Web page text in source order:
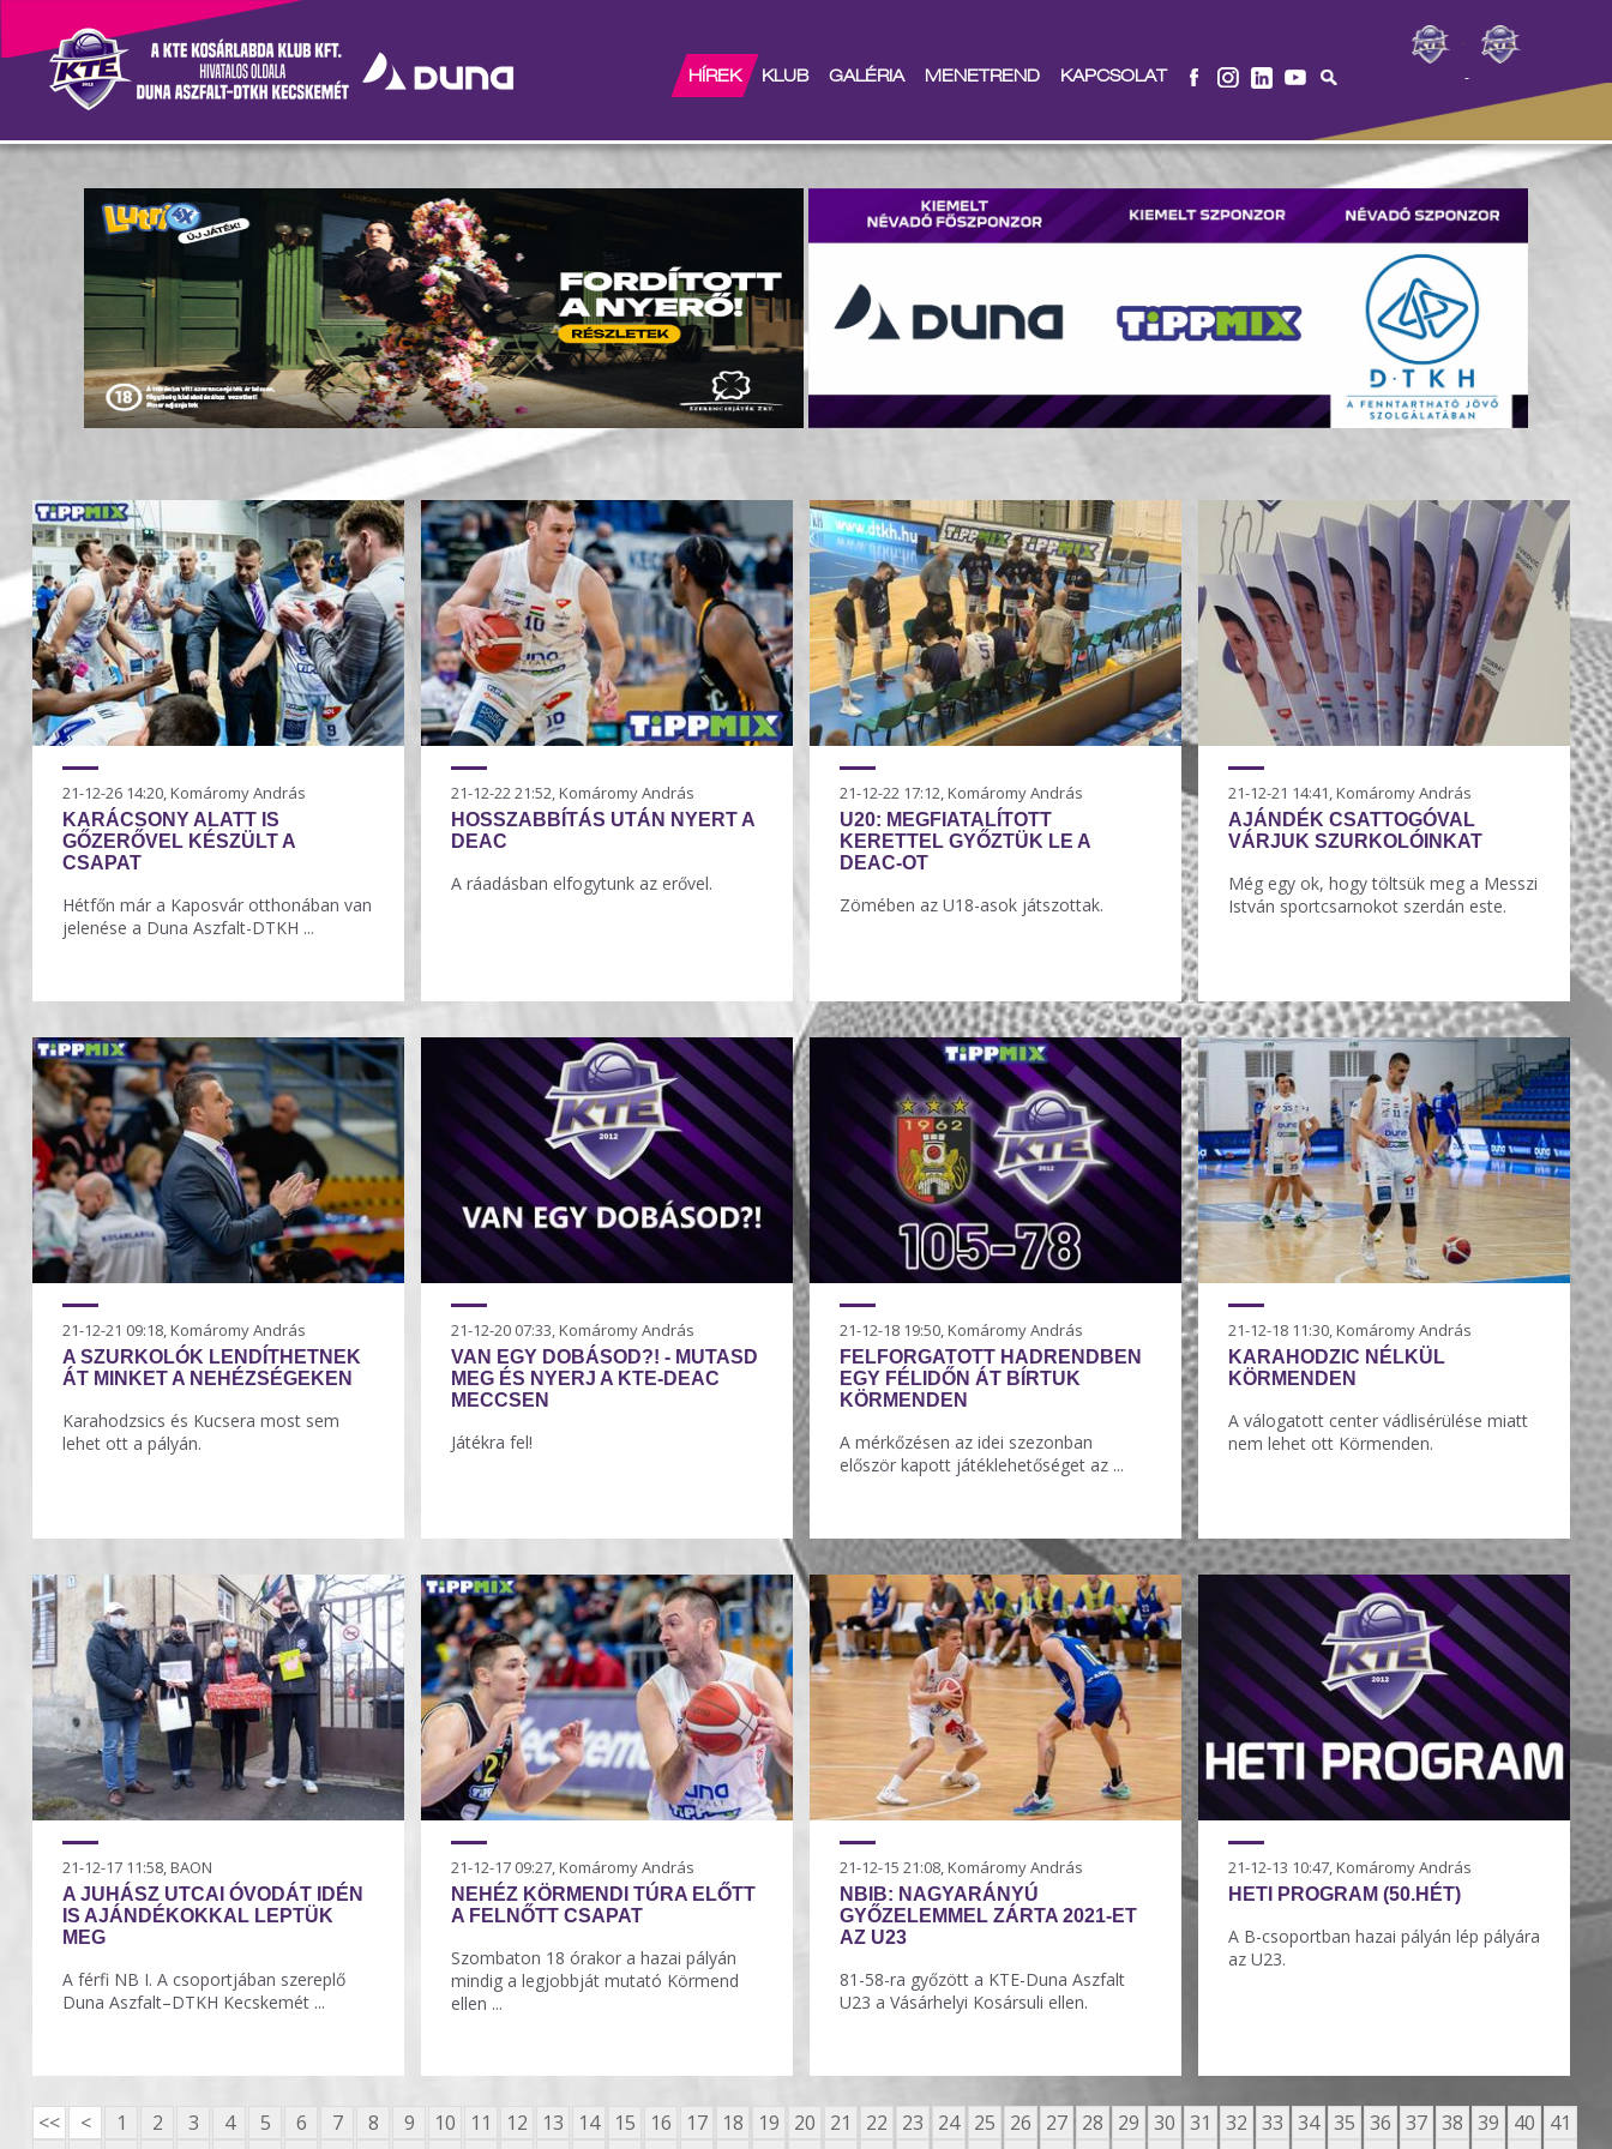
-
HÍREK KLUB GALÉRIA MENETREND KAPCSOLAT
Hírek
21-12-26 14:20, Komáromy András
KARÁCSONY ALATT IS
GŐZERŐVEL KÉSZÜLT A
CSAPAT
Hétfőn már a Kaposvár otthonában van
jelenése a Duna Aszfalt-DTKH ...
21-12-22 21:52, Komáromy András
HOSSZABBÍTÁS UTÁN NYERT A
DEAC
A ráadásban elfogytunk az erővel.
21-12-22 17:12, Komáromy András
U20: MEGFIATALÍTOTT
KERETTEL GYŐZTÜK LE A
DEAC-OT
Zömében az U18-asok játszottak.
21-12-21 14:41, Komáromy András
AJÁNDÉK CSATTOGÓVAL
VÁRJUK SZURKOLÓINKAT
Még egy ok, hogy töltsük meg a Messzi
István sportcsarnokot szerdán este.
21-12-21 09:18, Komáromy András
A SZURKOLÓK LENDÍTHETNEK
ÁT MINKET A NEHÉZSÉGEKEN
Karahodzsics és Kucsera most sem
lehet ott a pályán.
21-12-20 07:33, Komáromy András
VAN EGY DOBÁSOD?! - MUTASD
MEG ÉS NYERJ A KTE-DEAC
MECCSEN
Játékra fel!
21-12-18 19:50, Komáromy András
FELFORGATOTT HADRENDBEN
EGY FÉLIDŐN ÁT BÍRTUK
KÖRMENDEN
A mérkőzésen az idei szezonban
először kapott játéklehetőséget az ...
21-12-18 11:30, Komáromy András
KARAHODZIC NÉLKÜL
KÖRMENDEN
A válogatott center vádlisérülése miatt
nem lehet ott Körmenden.
21-12-17 11:58, BAON
A JUHÁSZ UTCAI ÓVODÁT IDÉN
IS AJÁNDÉKOKKAL LEPTÜK
MEG
A férfi NB I. A csoportjában szereplő
Duna Aszfalt–DTKH Kecskemét ...
21-12-17 09:27, Komáromy András
NEHÉZ KÖRMENDI TÚRA ELŐTT
A FELNŐTT CSAPAT
Szombaton 18 órakor a hazai pályán
mindig a legjobbját mutató Körmend
ellen ...
21-12-15 21:08, Komáromy András
NBIB: NAGYARÁNYÚ
GYŐZELEMMEL ZÁRTA 2021-ET
AZ U23
81-58-ra győzött a KTE-Duna Aszfalt
U23 a Vásárhelyi Kosársuli ellen.
21-12-13 10:47, Komáromy András
HETI PROGRAM (50.HÉT)
A B-csoportban hazai pályán lép pályára
az U23.
<< < 1 2 3 4 5 6 7 8 9 10 11 12 13 14 15 16 17 18 19 20 21 22 23 24 25 26 27 28 29 30 31 32 33 34 35 36 37 38 39 40
41